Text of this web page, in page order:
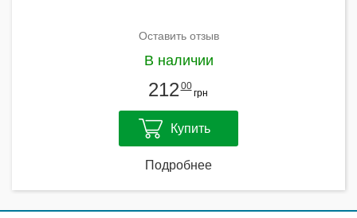
Оставить отзыв
В наличии
212 00
грн
Купить
Подробнее